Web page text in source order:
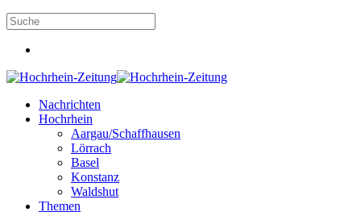
Nachrichten
Hochrhein
Aargau/Schaffhausen
Lörrach
Basel
Konstanz
Waldshut
Themen